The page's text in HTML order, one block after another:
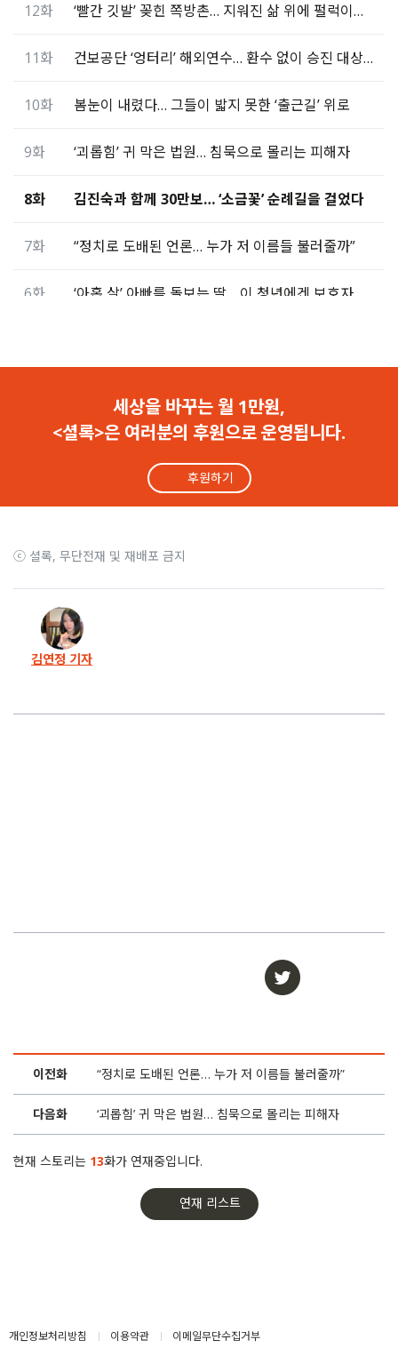
12화 ‘빨간 깃발’ 꽂힌 쪽방촌… 지워진 삶 위에 펄럭이는 욕망
11화 건보공단 ‘엉터리’ 해외연수… 환수 없이 승진 대상에
10화 봄눈이 내렸다… 그들이 밟지 못한 ‘출근길’ 위로
9화 ‘괴롭힘’ 귀 막은 법원… 침묵으로 몰리는 피해자
8화 김진숙과 함께 30만보… ‘소금꽃’ 순례길을 걸었다
7화 “정치로 도배된 언론… 누가 저 이름들 불러줄까”
6화
세상을 바꾸는 월 1만원,
<셜록>은 여러분의 후원으로 운영됩니다.
후원하기
ⓒ 셜록, 무단전재 및 재배포 금지
김연정 기자
이전화 “정치로 도배된 언론… 누가 저 이름들 불러줄까”
다음화 ‘괴롭힘’ 귀 막은 법원… 침묵으로 몰리는 피해자
현재 스토리는 13화가 연재중입니다.
연재 리스트
개인정보처리방침 이용약관 이메일무단수집거부